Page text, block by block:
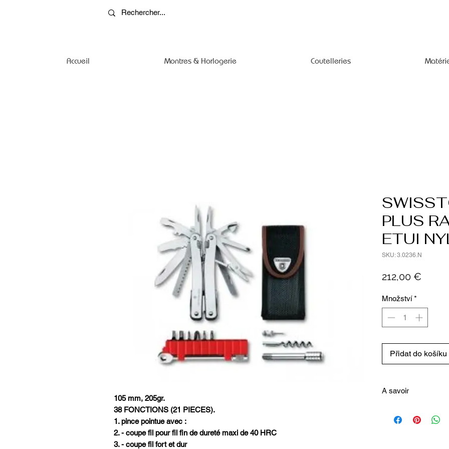
Accueil Montres & Horlogerie Coutelleries
105 mm, 205gr.
38 FONCTIONS (21 PIECES).
1. pince pointue avec :
2. - coupe fil pour fil fin de dureté maxi de 40 HRC
3. - coupe fil fort et dur
PLUS
ETUI
SKU: 3.0236.N
212,00 €
Množství *
Přidat do košíku
A savoir
qu'il soit nécessaire,